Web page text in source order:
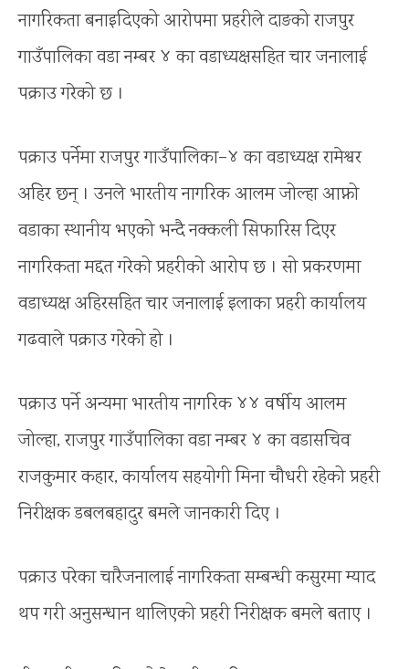
नागरिकता बनाइदिएको आरोपमा प्रहरीले दाङको राजपुर
गाउँपालिका वडा नम्बर ४ का वडाध्यक्षसहित चार जनालाई
पक्राउ गरेको छ ।
पक्राउ पर्नेमा राजपुर गाउँपालिका–४ का वडाध्यक्ष रामेश्वर
अहिर छन् । उनले भारतीय नागरिक आलम जोल्हा आफ्नो
वडाका स्थानीय भएको भन्दै नक्कली सिफारिस दिएर
नागरिकता मद्दत गरेको प्रहरीको आरोप छ । सो प्रकरणमा
वडाध्यक्ष अहिरसहित चार जनालाई इलाका प्रहरी कार्यालय
गढवाले पक्राउ गरेको हो ।
पक्राउ पर्ने अन्यमा भारतीय नागरिक ४४ वर्षीय आलम
जोल्हा, राजपुर गाउँपालिका वडा नम्बर ४ का वडासचिव
राजकुमार कहार, कार्यालय सहयोगी मिना चौधरी रहेको प्रहरी
निरीक्षक डबलबहादुर बमले जानकारी दिए ।
पक्राउ परेका चारैजनालाई नागरिकता सम्बन्धी कसुरमा म्याद
थप गरी अनुसन्धान थालिएको प्रहरी निरीक्षक बमले बताए ।